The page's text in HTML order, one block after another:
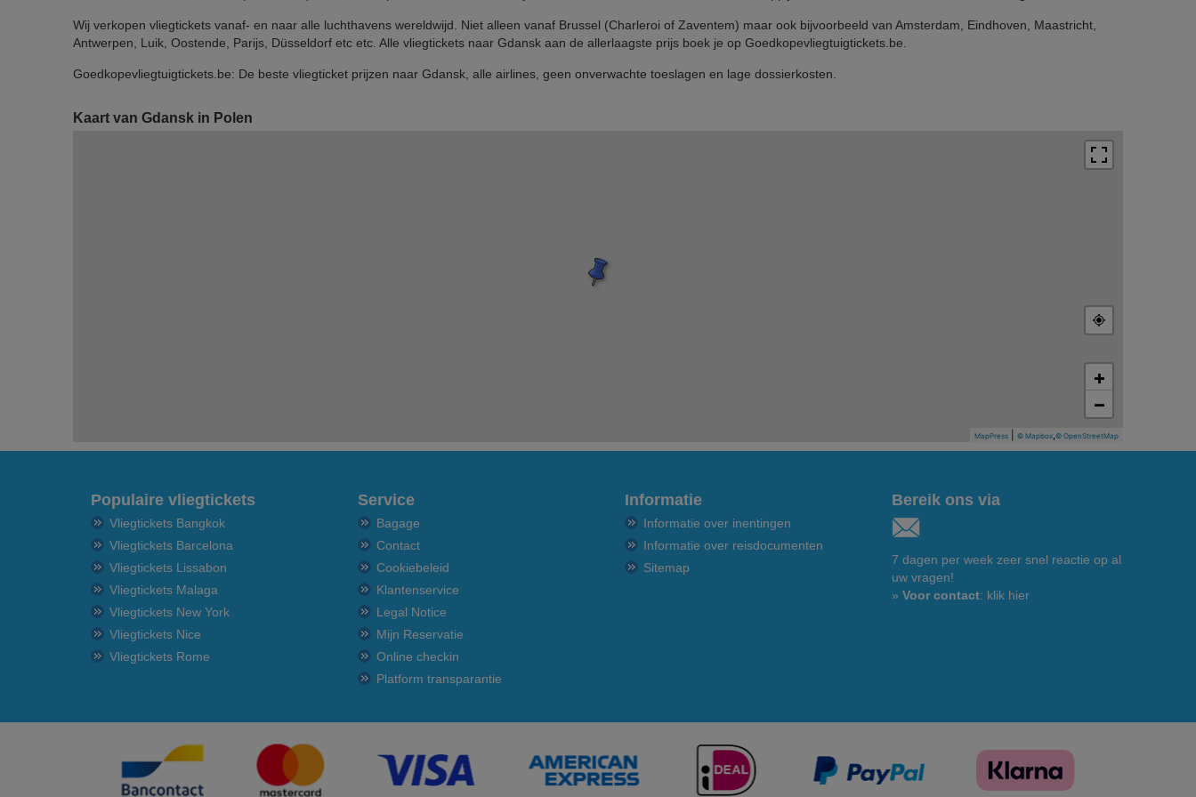
Wij verkopen vliegtickets vanaf- en naar alle luchthavens wereldwijd. Niet alleen vanaf Brussel (Charleroi of Zaventem) maar ook bijvoorbeeld van Amsterdam, Eindhoven, Maastricht,
Antwerpen, Luik, Oostende, Parijs, Düsseldorf etc etc. Alle vliegtickets naar Gdansk aan de allerlaagste prijs boek je op Goedkopevliegtuigtickets.be.
Goedkopevliegtuigtickets.be: De beste vliegticket prijzen naar Gdansk, alle airlines, geen onverwachte toeslagen en lage dossierkosten.
Kaart van Gdansk in Polen
+
−
MapPress © Mapbox,© OpenStreetMap
Populaire vliegtickets
Vliegtickets Bangkok
Vliegtickets Barcelona
Vliegtickets Lissabon
Vliegtickets Malaga
Vliegtickets New York
Vliegtickets Nice
Vliegtickets Rome
Service
Bagage
Contact
Cookiebeleid
Klantenservice
Legal Notice
Mijn Reservatie
Online checkin
Platform transparantie
Informatie
Informatie over inentingen
Informatie over reisdocumenten
Sitemap
Bereik ons via
7 dagen per week zeer snel reactie op al
uw vragen!
» Voor contact: klik hier